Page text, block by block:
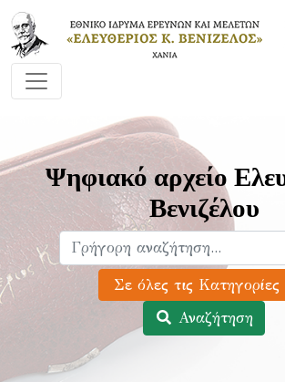
Ψηφιακό αρχείο
Βενιζέλου
Αναζήτηση